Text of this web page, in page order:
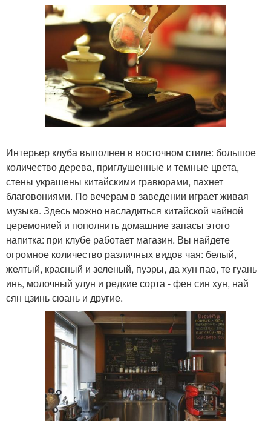
Интерьер клуба выполнен в восточном стиле: большое
количество дерева, приглушенные и темные цвета,
стены украшены китайскими гравюрами, пахнет
благовониями. По вечерам в заведении играет живая
музыка. Здесь можно насладиться китайской чайной
церемонией и пополнить домашние запасы этого
напитка: при клубе работает магазин. Вы найдете
огромное количество различных видов чая: белый,
желтый, красный и зеленый, пуэры, да хун пао, те гуань
инь, молочный улун и редкие сорта - фен син хун, най
сян цзинь сюань и другие.